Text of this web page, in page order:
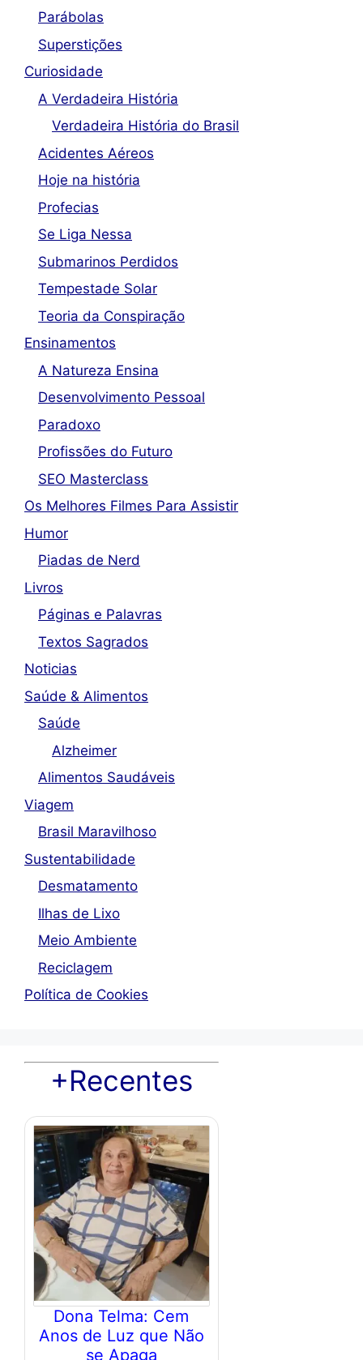
Parábolas
Superstições
Curiosidade
A Verdadeira História
Verdadeira História do Brasil
Acidentes Aéreos
Hoje na história
Profecias
Se Liga Nessa
Submarinos Perdidos
Tempestade Solar
Teoria da Conspiração
Ensinamentos
A Natureza Ensina
Desenvolvimento Pessoal
Paradoxo
Profissões do Futuro
SEO Masterclass
Os Melhores Filmes Para Assistir
Humor
Piadas de Nerd
Livros
Páginas e Palavras
Textos Sagrados
Noticias
Saúde & Alimentos
Saúde
Alzheimer
Alimentos Saudáveis
Viagem
Brasil Maravilhoso
Sustentabilidade
Desmatamento
Ilhas de Lixo
Meio Ambiente
Reciclagem
Política de Cookies
+Recentes
Dona Telma: Cem
Anos de Luz que Não
se Apaga